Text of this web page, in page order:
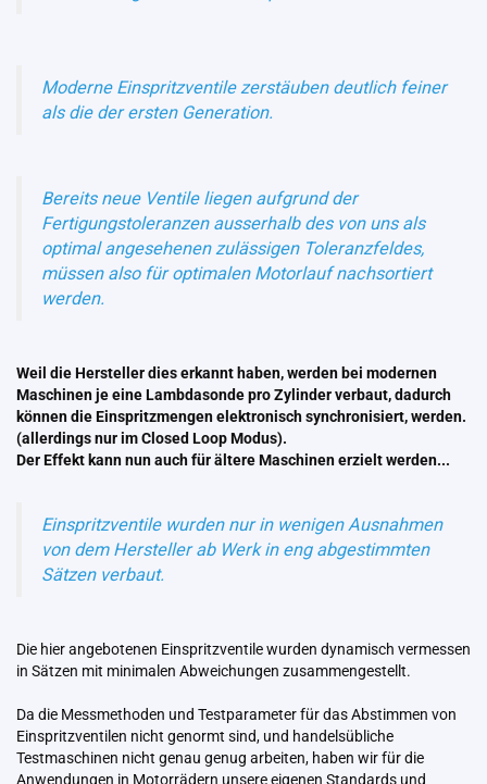
Moderne Einspritzventile zerstäuben deutlich feiner
als die der ersten Generation.
Bereits neue Ventile liegen aufgrund der
Fertigungstoleranzen ausserhalb des von uns als
optimal angesehenen zulässigen Toleranzfeldes,
müssen also für optimalen Motorlauf nachsortiert
werden.
Weil die Hersteller dies erkannt haben, werden bei modernen
Maschinen je eine Lambdasonde pro Zylinder verbaut, dadurch
können die Einspritzmengen elektronisch synchronisiert, werden.
(allerdings nur im Closed Loop Modus).
Der Effekt kann nun auch für ältere Maschinen erzielt werden...
Einspritzventile wurden nur in wenigen Ausnahmen
von dem Hersteller ab Werk in eng abgestimmten
Sätzen verbaut.
Die hier angebotenen Einspritzventile wurden dynamisch vermessen
in Sätzen mit minimalen Abweichungen zusammengestellt.
Da die Messmethoden und Testparameter für das Abstimmen von
Einspritzventilen nicht genormt sind, und handelsübliche
Testmaschinen nicht genau genug arbeiten, haben wir für die
Anwendungen in Motorrädern unsere eigenen Standards und